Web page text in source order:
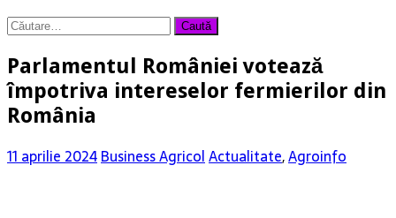
Caută
Parlamentul României votează
împotriva intereselor fermierilor din
România
11 aprilie 2024Business AgricolActualitate,Agroinfo